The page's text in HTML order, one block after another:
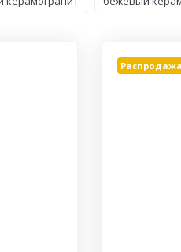
Распродажа